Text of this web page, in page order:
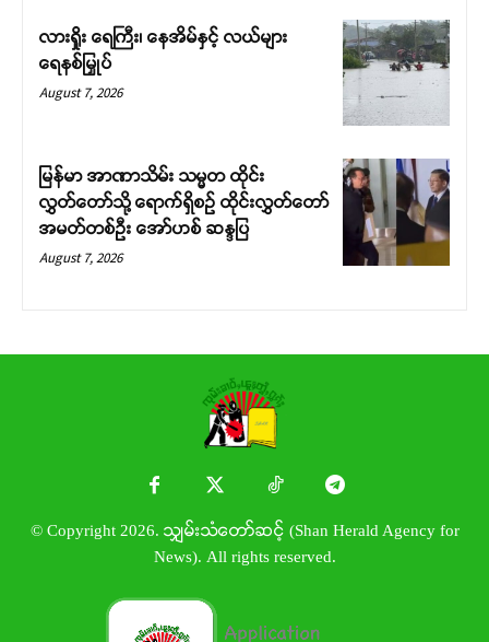
လားရှိုး ရေကြီး၊ နေအိမ်နှင့် လယ်များ
ရေနစ်မြှုပ်
August 7, 2026
မြန်မာ အာဏာသိမ်း သမ္မတ ထိုင်း
လွှတ်တော်သို့ ရောက်ရှိစဉ် ထိုင်းလွှတ်တော်
အမတ်တစ်ဦး အော်ဟစ် ဆန္ဒပြ
August 7, 2026
© Copyright 2026. သျှမ်းသံတော်ဆင့် (Shan Herald Agency for
News). All rights reserved.